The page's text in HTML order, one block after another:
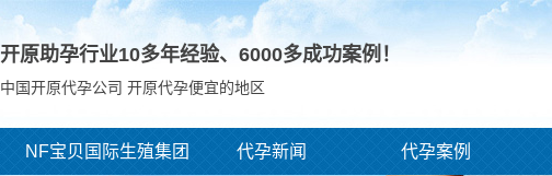
开原助孕行业10多年经验、 6000多成功案例！
中国开原代孕公司 开原代孕便宜的地区
NF宝贝国际生殖集团 代孕新闻 代孕案例